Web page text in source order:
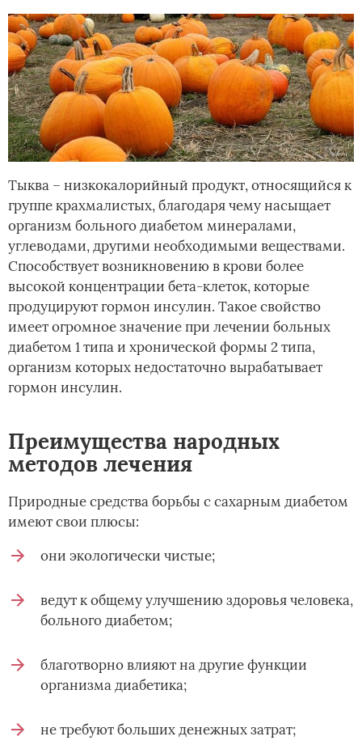
Тыква – низкокалорийный продукт, относящийся к
группе крахмалистых, благодаря чему насыщает
организм больного диабетом минералами,
углеводами, другими необходимыми веществами.
Способствует возникновению в крови более
высокой концентрации бета-клеток, которые
продуцируют гормон инсулин. Такое свойство
имеет огромное значение при лечении больных
диабетом 1 типа и хронической формы 2 типа,
организм которых недостаточно вырабатывает
гормон инсулин.
Преимущества народных
методов лечения
Природные средства борьбы с сахарным диабетом
имеют свои плюсы:
они экологически чистые;
ведут к общему улучшению здоровья человека,
больного диабетом;
благотворно влияют на другие функции
организма диабетика;
не требуют больших денежных затрат;